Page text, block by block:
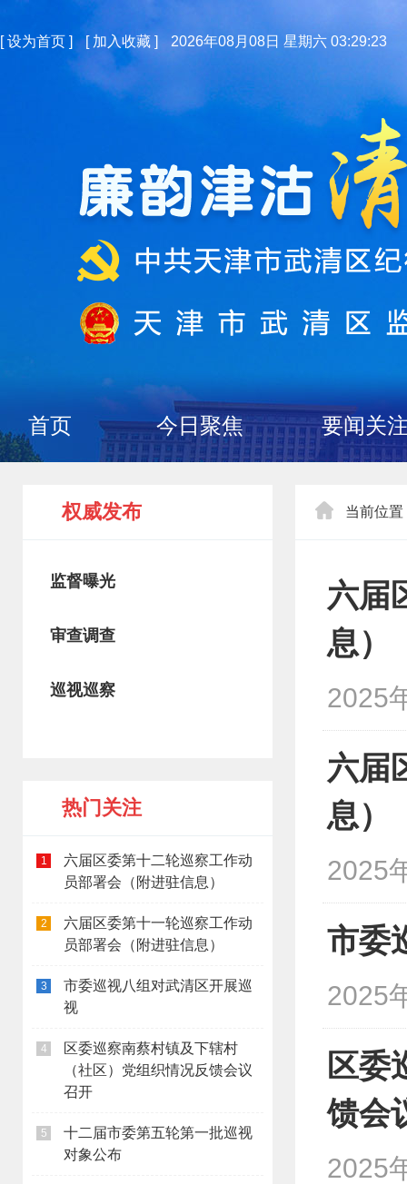
[设为首页 ] [ 加入收藏 ] 2026年08月08日 星期六 03:29:24
首页 今日聚焦 要闻关
权威发布
监督曝光
审查调查
巡视巡察
热门关注
1
六届区委第十二轮巡察工作动
员部署会（附进驻信息）
2
六届区委第十一轮巡察工作动
员部署会（附进驻信息）
3
市委巡视八组对武清区开展巡
视
4
区委巡察南蔡村镇及下辖村
（社区）党组织情况反馈会议
召开
5
十二届市委第五轮第一批巡视
对象公布
当前位置
六届
息）
2025
六届
息）
2025
市委
2025
区委
馈会
2025